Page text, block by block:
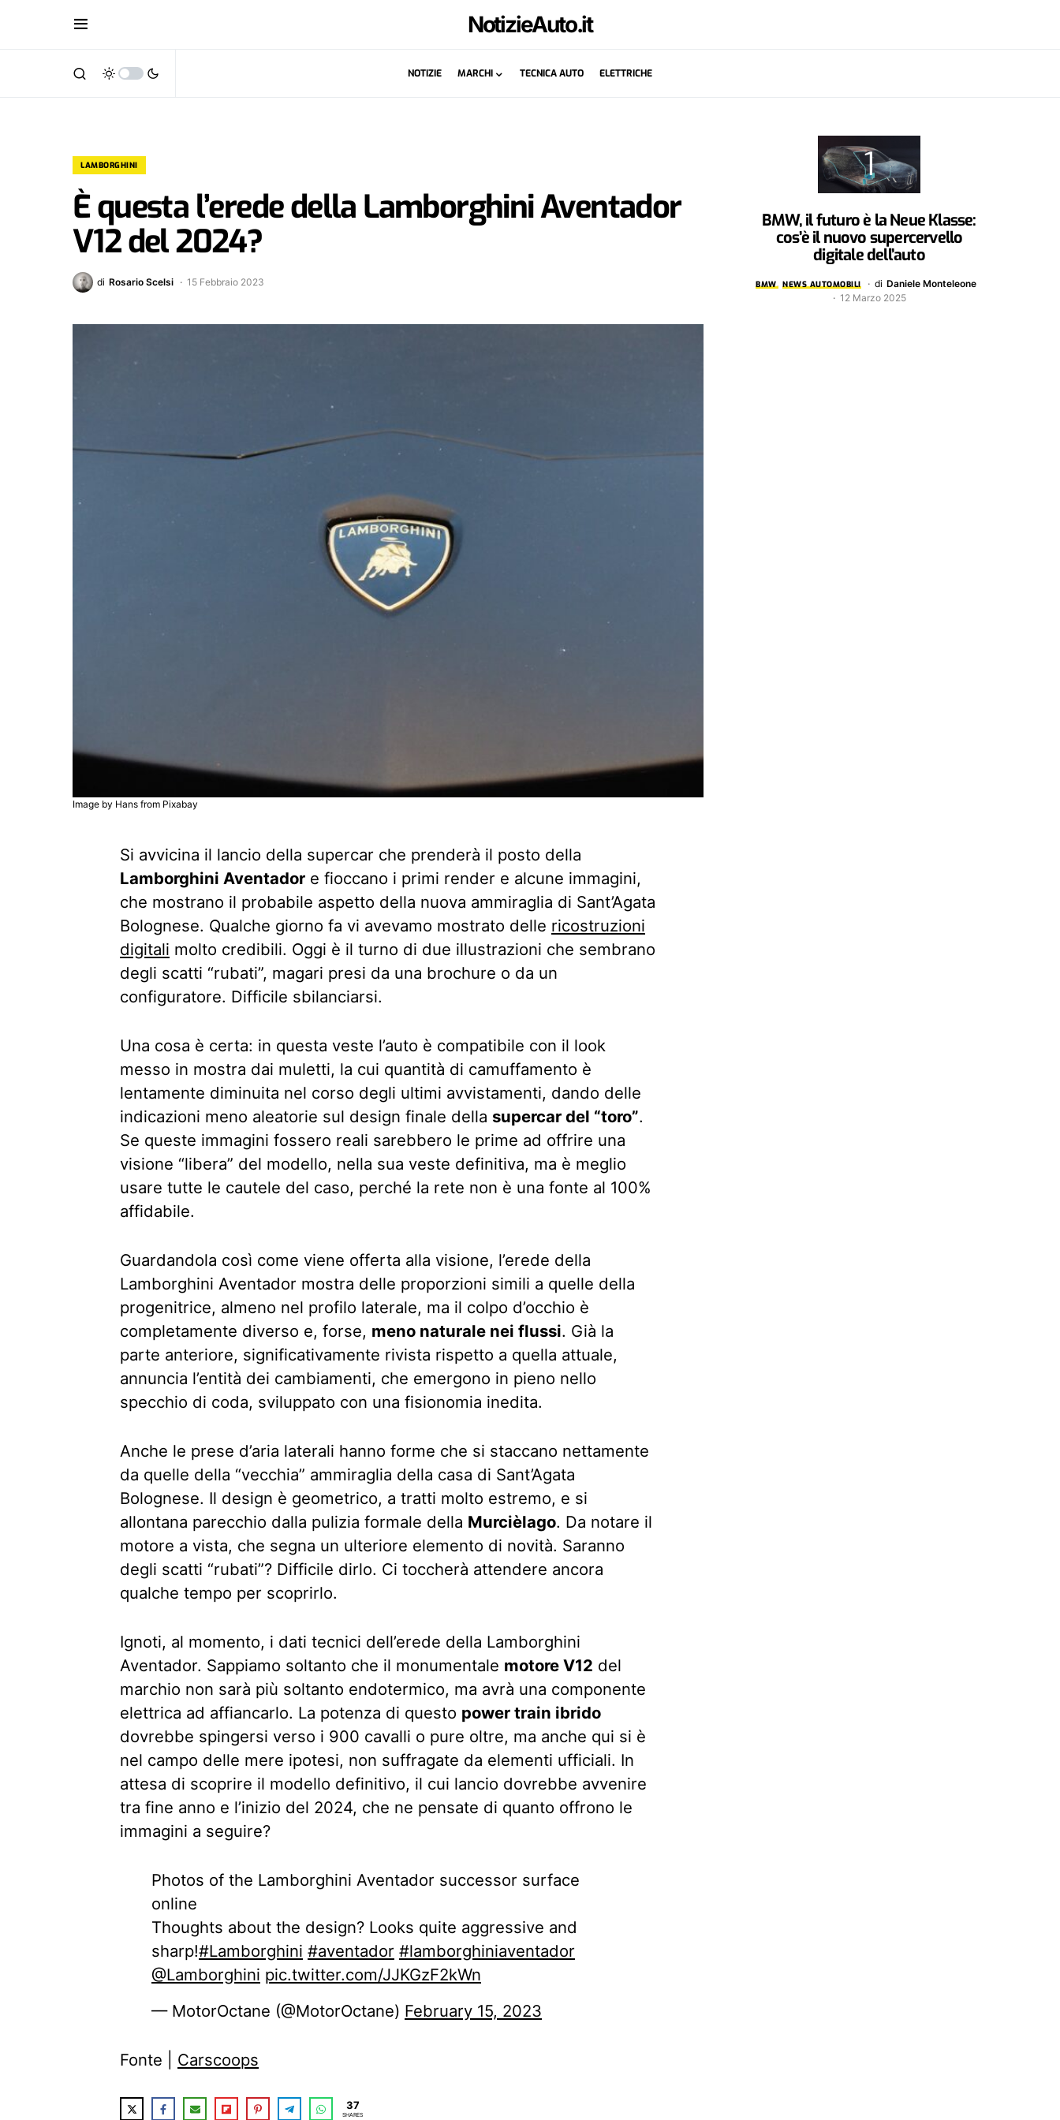
NotizieAuto.it
NOTIZIE MARCHI TECNICA AUTO ELETTRICHE
LAMBORGHINI
È questa l’erede della Lamborghini Aventador
V12 del 2024?
di Rosario Scelsi 15 Febbraio 2023
Image by Hans from Pixabay
Si avvicina il lancio della supercar che prenderà il posto della
Lamborghini Aventador e fioccano i primi render e alcune immagini,
che mostrano il probabile aspetto della nuova ammiraglia di Sant’Agata
Bolognese. Qualche giorno fa vi avevamo mostrato delle ricostruzioni
digitali molto credibili. Oggi è il turno di due illustrazioni che sembrano
degli scatti “rubati”, magari presi da una brochure o da un
configuratore. Difficile sbilanciarsi.
Una cosa è certa: in questa veste l’auto è compatibile con il look
messo in mostra dai muletti, la cui quantità di camuffamento è
lentamente diminuita nel corso degli ultimi avvistamenti, dando delle
indicazioni meno aleatorie sul design finale della supercar del “toro”.
Se queste immagini fossero reali sarebbero le prime ad offrire una
visione “libera” del modello, nella sua veste definitiva, ma è meglio
usare tutte le cautele del caso, perché la rete non è una fonte al 100%
affidabile.
Guardandola così come viene offerta alla visione, l’erede della
Lamborghini Aventador mostra delle proporzioni simili a quelle della
progenitrice, almeno nel profilo laterale, ma il colpo d’occhio è
completamente diverso e, forse, meno naturale nei flussi. Già la
parte anteriore, significativamente rivista rispetto a quella attuale,
annuncia l’entità dei cambiamenti, che emergono in pieno nello
specchio di coda, sviluppato con una fisionomia inedita.
Anche le prese d’aria laterali hanno forme che si staccano nettamente
da quelle della “vecchia” ammiraglia della casa di Sant’Agata
Bolognese. Il design è geometrico, a tratti molto estremo, e si
allontana parecchio dalla pulizia formale della Murcièlago. Da notare il
motore a vista, che segna un ulteriore elemento di novità. Saranno
degli scatti “rubati”? Difficile dirlo. Ci toccherà attendere ancora
qualche tempo per scoprirlo.
Ignoti, al momento, i dati tecnici dell’erede della Lamborghini
Aventador. Sappiamo soltanto che il monumentale motore V12 del
marchio non sarà più soltanto endotermico, ma avrà una componente
elettrica ad affiancarlo. La potenza di questo power train ibrido
dovrebbe spingersi verso i 900 cavalli o pure oltre, ma anche qui si è
nel campo delle mere ipotesi, non suffragate da elementi ufficiali. In
attesa di scoprire il modello definitivo, il cui lancio dovrebbe avvenire
tra fine anno e l’inizio del 2024, che ne pensate di quanto offrono le
immagini a seguire?
Photos of the Lamborghini Aventador successor surface
online
Thoughts about the design? Looks quite aggressive and
sharp!#Lamborghini #aventador #lamborghiniaventador
@Lamborghini pic.twitter.com/JJKGzF2kWn
— MotorOctane (@MotorOctane) February 15, 2023
Fonte | Carscoops
37
SHARES
BMW, il futuro è la Neue Klasse:
cos’è il nuovo supercervello
digitale dell’auto
BMW NEWS AUTOMOBILI di Daniele Monteleone
12 Marzo 2025